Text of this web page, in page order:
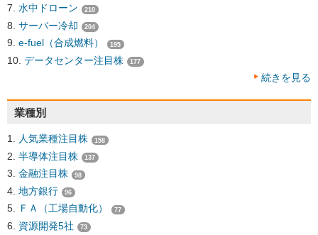
水中ドローン 210
サーバー冷却 204
e-fuel（合成燃料） 195
データセンター注目株 177
続きを見る
業種別
人気業種注目株 158
半導体注目株 137
金融注目株 98
地方銀行 96
ＦＡ（工場自動化） 77
資源開発5社 73